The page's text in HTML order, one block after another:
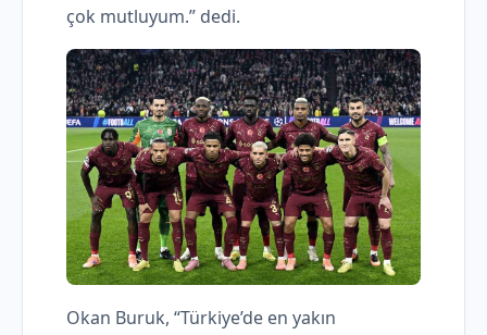
çok mutluyum.” dedi.
Okan Buruk, “Türkiye’de en yakın